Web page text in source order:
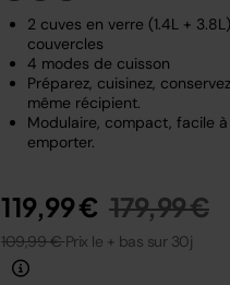
2 cuves en verre (1.4L +
couvercles
4 modes de cuisson
Préparez, cuisinez,
même récipient.
Modulaire, compact, facile
emporter.
119,99 € Prix réduit
179,99 €au
109,99 €Prix le + bas sur 30j